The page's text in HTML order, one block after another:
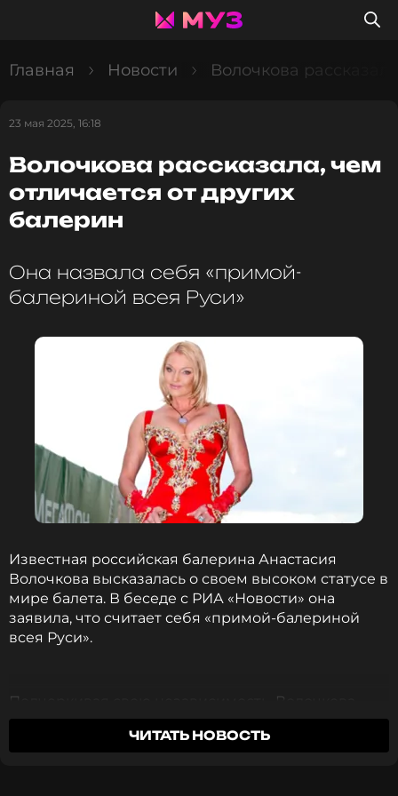
Главная Новости Волочкова
23 мая 2025, 16:18
Волочкова рассказала, чем
отличается от других
балерин
Она назвала себя «примой-
балериной всея Руси»
Известная российская балерина Анастасия
Волочкова высказалась о своем высоком статусе в
мире балета. В беседе с РИА «Новости» она
заявила, что считает себя «примой-балериной
всея Руси».
Подчеркивая свою независимость, Волочкова
отметила: «Я считаю себя, и говорю это с
гордостью, «прима-балериной всея Руси». Меня
ЧИТАТЬ НОВОСТЬ